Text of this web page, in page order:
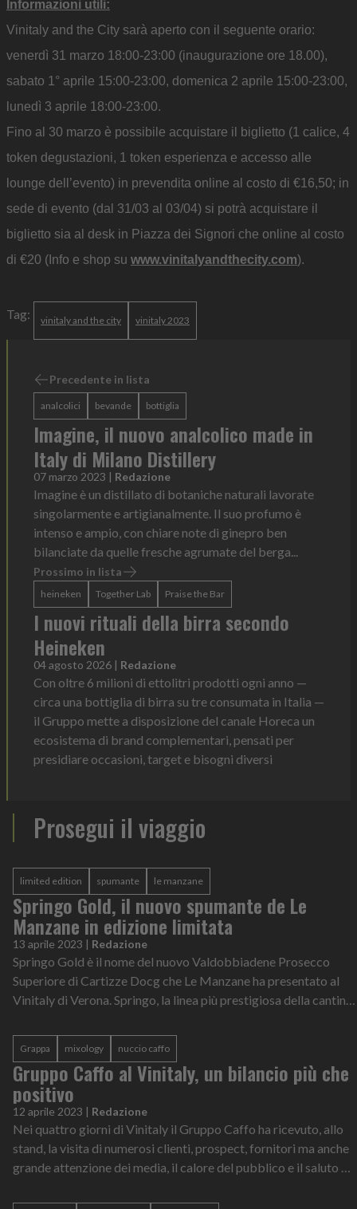
Informazioni utili:
Vinitaly and the City sarà aperto con il seguente orario:
venerdì 31 marzo 18:00-23:00 (inaugurazione ore 18.00),
sabato 1° aprile 15:00-23:00, domenica 2 aprile 15:00-23:00,
lunedì 3 aprile 18:00-23:00.
Fino al 30 marzo è possibile acquistare il biglietto (1 calice, 4
token degustazioni, 1 token esperienza e accesso alle
lounge dell’evento) in prevendita online al costo di €16,50; in
sede di evento (dal 31/03 al 03/04) si potrà acquistare il
biglietto sia al desk in Piazza dei Signori che online al costo
di €20 (Info e shop su www.vinitalyandthecity.com).
Tag: vinitaly and the city vinitaly 2023
Precedente in lista
analcolici bevande bottiglia
Imagine, il nuovo analcolico made in
Italy di Milano Distillery
07 marzo 2023 | Redazione
Imagine è un distillato di botaniche naturali lavorate
singolarmente e artigianalmente. Il suo profumo è
intenso e ampio, con chiare note di ginepro ben
bilanciate da quelle fresche agrumate del berga...
Prossimo in lista
heineken Together Lab Praise the Bar
I nuovi rituali della birra secondo
Heineken
04 agosto 2026 | Redazione
Con oltre 6 milioni di ettolitri prodotti ogni anno —
circa una bottiglia di birra su tre consumata in Italia —
il Gruppo mette a disposizione del canale Horeca un
ecosistema di brand complementari, pensati per
presidiare occasioni, target e bisogni diversi
Prosegui il viaggio
limited edition spumante le manzane
Springo Gold, il nuovo spumante de Le
Manzane in edizione limitata
13 aprile 2023 | Redazione
Springo Gold è il nome del nuovo Valdobbiadene Prosecco
Superiore di Cartizze Docg che Le Manzane ha presentato al
Vinitaly di Verona. Springo, la linea più prestigiosa della cantina,
Grappa mixology nuccio caffo
Gruppo Caffo al Vinitaly, un bilancio più che
positivo
12 aprile 2023 | Redazione
Nei quattro giorni di Vinitaly il Gruppo Caffo ha ricevuto, allo
stand, la visita di numerosi clienti, prospect, fornitori ma anche
grande attenzione dei media, il calore del pubblico e il saluto di